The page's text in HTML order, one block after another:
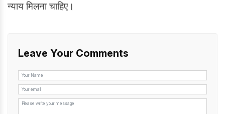
न्याय मिलना चाहिए।
Leave Your Comments